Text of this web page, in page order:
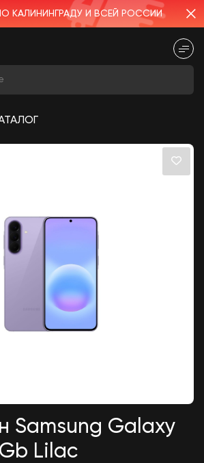
КАЛИНИНГРАДУ И ВСЕЙ РОССИИ
Apple AirPods Pro 3
(USB-C)
₽
17 Pro Max 256Gb Silver (без
Sim+eSim
Apple AirPods 4 (с активным
Samsung Galaxy
Lilac